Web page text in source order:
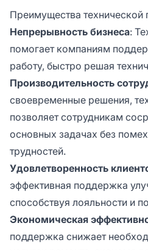
Преимущества
Непрерывность бизнеса:
помогает компаниям
работу, быстро решая
Производительность
своевременные решения,
позволяет сотрудникам
основных задачах без
трудностей.
Удовлетворенность
эффективная поддержка
способствуя лояльности и
Экономическая
поддержка снижает